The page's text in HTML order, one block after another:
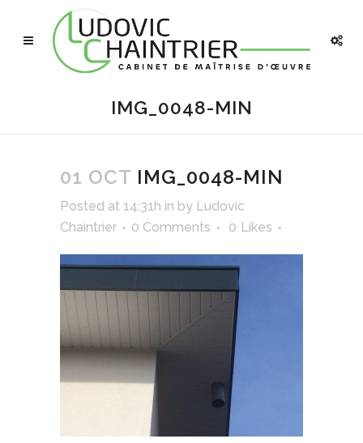
IMG_0048-MIN
01 OCT IMG_0048-MIN
Posted at 14:31h in by Ludovic
Chaintrier
0 Comments 0 Likes